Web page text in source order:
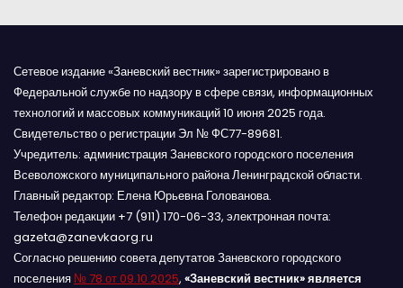
м
Сетевое издание «Заневский вестник» зарегистрировано в
Федеральной службе по надзору в сфере связи, информационных
технологий и массовых коммуникаций 10 июня 2025 года.
Свидетельство о регистрации Эл № ФС77-89681.
Учредитель: администрация Заневского городского поселения
Всеволожского муниципального района Ленинградской области.
Главный редактор: Елена Юрьевна Голованова.
Телефон редакции +7 (911) 170-06-33, электронная почта:
gazeta@zanevkaorg.ru
Согласно решению совета депутатов Заневского городского
поселения № 78 от 09.10.2025, «Заневский вестник» является